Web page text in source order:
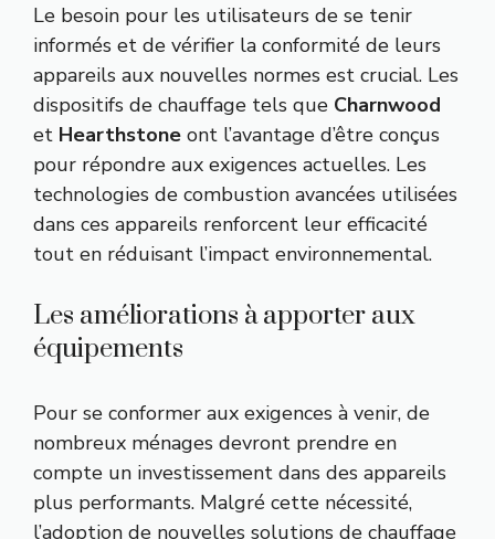
Le besoin pour les utilisateurs de se tenir
informés et de vérifier la conformité de leurs
appareils aux nouvelles normes est crucial. Les
dispositifs de chauffage tels que Charnwood
et Hearthstone ont l’avantage d’être conçus
pour répondre aux exigences actuelles. Les
technologies de combustion avancées utilisées
dans ces appareils renforcent leur efficacité
tout en réduisant l’impact environnemental.
Les améliorations à apporter aux
équipements
Pour se conformer aux exigences à venir, de
nombreux ménages devront prendre en
compte un investissement dans des appareils
plus performants. Malgré cette nécessité,
l’adoption de nouvelles solutions de chauffage